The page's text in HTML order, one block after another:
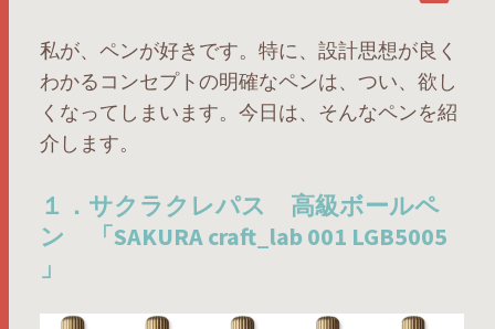
私が、ペンが好きです。特に、設計思想が良く
わかるコンセプトの明確なペンは、つい、欲し
くなってしまいます。今日は、そんなペンを紹
介します。
１．サクラクレパス 高級ボールペ
ン 「SAKURA craft_lab 001 LGB5005
」